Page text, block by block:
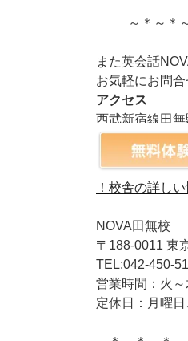
～＊～＊
また英会話
お気軽にお問合
アクセス
西武新宿線田
！校舎の詳し
NOVA田無校
〒188-0011 東
TEL:042-450-
営業時間：火
定休日：月曜日